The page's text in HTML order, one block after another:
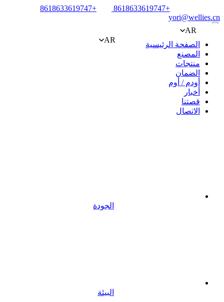
+8618633619747
+8618633619747
yori@wellies.cn
AR
AR
الصفحة الرئيسية
المصنع
منتجات
الضمان
أودم / أوم
أخبار
قصتنا
الاتصال
الجودة
البيئة